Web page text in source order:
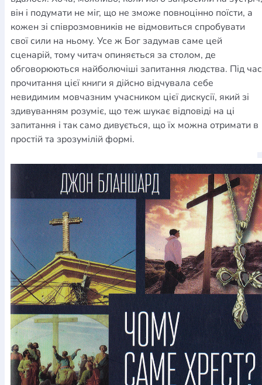
він і подумати не міг, що не зможе повноцінно поїсти, а
кожен зі співрозмовників не відмовиться спробувати
свої сили на ньому. Усе ж Бог задумав саме цей
сценарій, тому читач опиняється за столом, де
обговорюються найболючіші запитання людства. Під час
прочитання цієї книги я дійсно відчувала себе
невидимим мовчазним учасником цієї дискусії, який зі
здивуванням розуміє, що теж шукає відповіді на ці
запитання і так само дивується, що їх можна отримати в
простій та зрозумілій формі.